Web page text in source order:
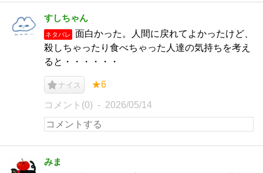
すしちゃん
ネタバレ
面白かった。人間に戻れてよかったけど、
殺しちゃったり食べちゃった人達の気持ちを考え
ると・・・・・・
ナイス ★6
コメント(0) 2026/05/14
みま